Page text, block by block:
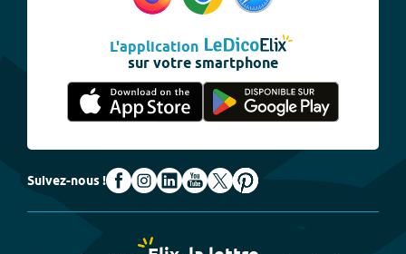
L'application
sur votre smartphone
Suivez-nous !